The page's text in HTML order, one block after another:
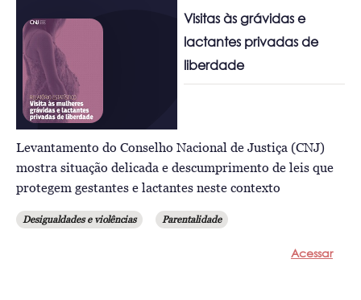
Visitas às grávidas e
lactantes privadas de
liberdade
Levantamento do Conselho Nacional de Justiça (CNJ)
mostra situação delicada e descumprimento de leis que
protegem gestantes e lactantes neste contexto
Desigualdades e violências Parentalidade
Acessar